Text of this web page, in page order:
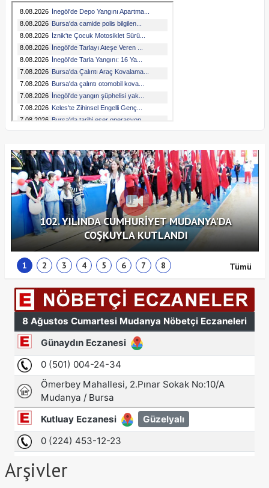
Tümü
102. YILINDA CUMHURİYET MUDANYA'DA
COŞKUYLA KUTLANDI
1 2 3 4 5 6 7 8
Arşivler